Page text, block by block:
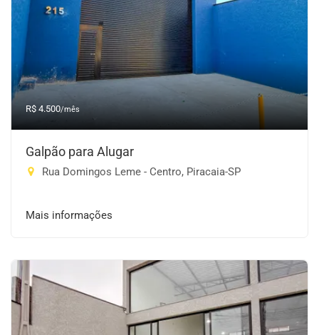
R$ 4.500/mês
Galpão para Alugar
Rua Domingos Leme - Centro, Piracaia-SP
Mais informações